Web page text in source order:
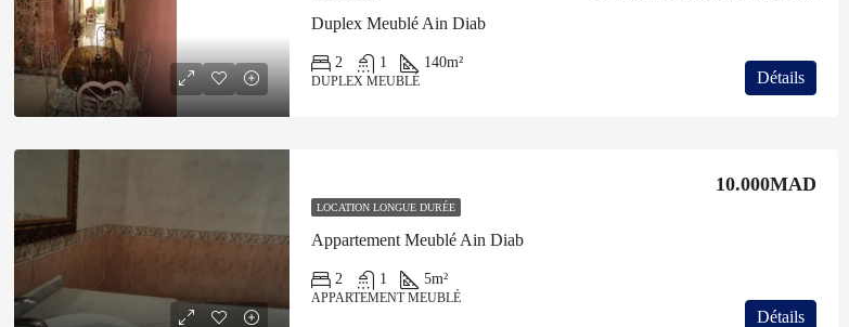
Duplex Meublé Ain Diab
2 1 140m²
DUPLEX MEUBLÉ Détails
LOCATION LONGUE DURÉE
Appartement Meublé Ain Diab
10.000MAD
2 1 5m²
APPARTEMENT MEUBLÉ
Détails